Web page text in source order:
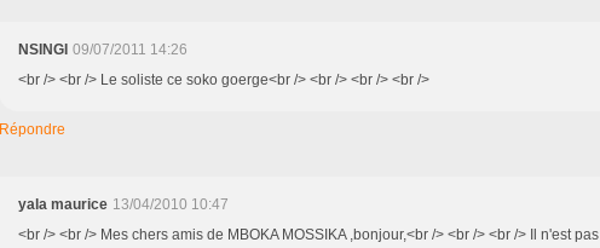
NSINGI 09/07/2011 14:26
<br /> <br /> Le soliste ce soko goerge<br /> <br /> <br /> <br />
Répondre
yala maurice 13/04/2010 10:47
<br /> <br /> Mes chers amis de MBOKA MOSSIKA ,bonjour,<br /> <br /> <br /> Il n'est pas